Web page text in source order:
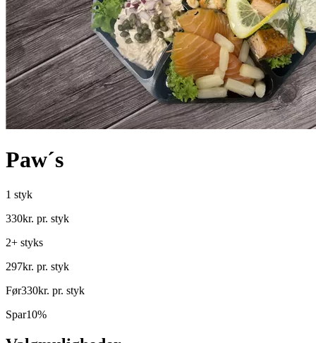
Paw´s
1 styk
330kr. pr. styk
2+ styks
297kr. pr. styk
Før330kr. pr. styk
Spar10%